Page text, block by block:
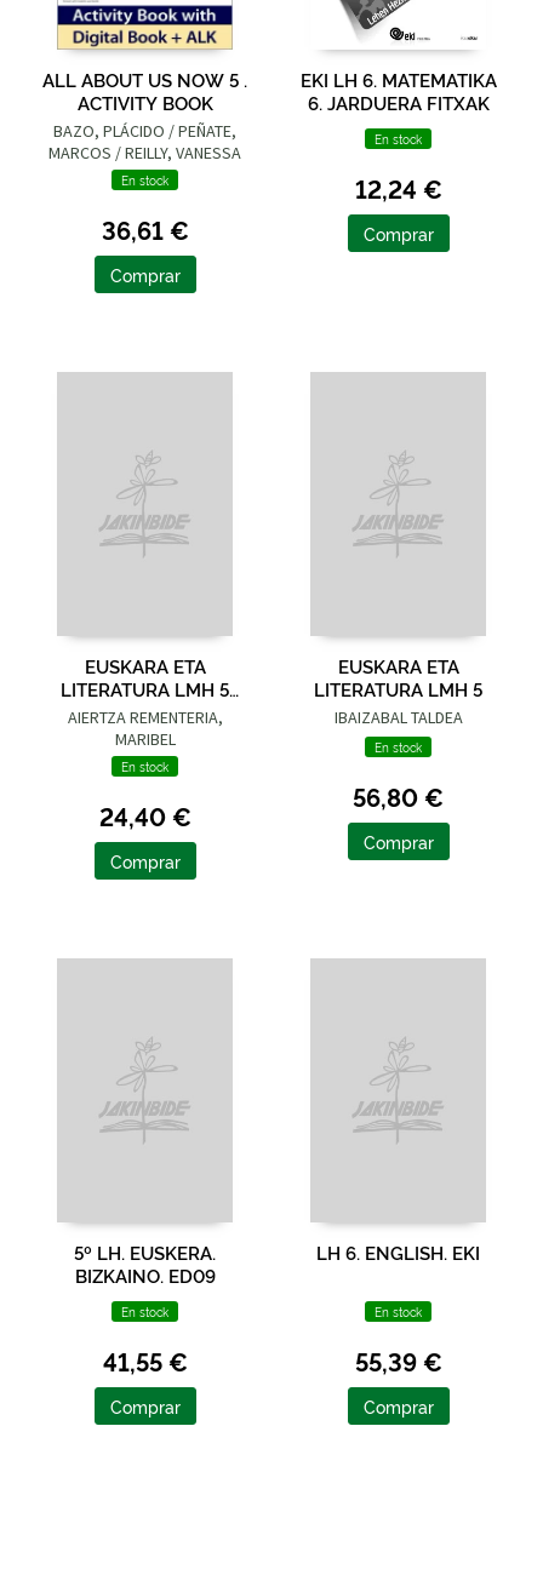
ALL ABOUT US NOW 5 .
ACTIVITY BOOK
BAZO, PLÁCIDO / PEÑATE,
MARCOS / REILLY, VANESSA
En stock
36,61 €
Comprar
EKI LH 6. MATEMATIKA
6. JARDUERA FITXAK
En stock
12,24 €
Comprar
EUSKARA ETA
LITERATURA LMH 5
KOADERNOA
AIERTZA REMENTERIA,
MARIBEL
En stock
24,40 €
Comprar
EUSKARA ETA
LITERATURA LMH 5
IBAIZABAL TALDEA
En stock
56,80 €
Comprar
5º LH. EUSKERA.
BIZKAINO. ED09
En stock
41,55 €
Comprar
LH 6. ENGLISH. EKI
En stock
55,39 €
Comprar